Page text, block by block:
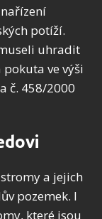
potíží.
uhradit
ve výši
č. 458/2000
a jejich
pozemek. I
které jsou